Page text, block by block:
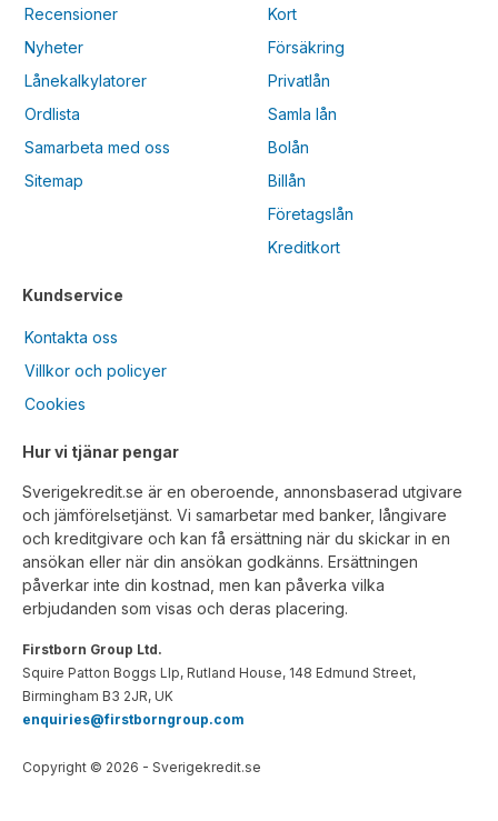
Recensioner
Nyheter
Lånekalkylatorer
Ordlista
Samarbeta med oss
Sitemap
Kundservice
Kontakta oss
Villkor och policyer
Cookies
Kort
Försäkring
Privatlån
Samla lån
Bolån
Billån
Företagslån
Kreditkort
Hur vi tjänar pengar
Sverigekredit.se är en oberoende, annonsbaserad utgivare
och jämförelsetjänst. Vi samarbetar med banker, långivare
och kreditgivare och kan få ersättning när du skickar in en
ansökan eller när din ansökan godkänns. Ersättningen
påverkar inte din kostnad, men kan påverka vilka
erbjudanden som visas och deras placering.
Firstborn Group Ltd.
Squire Patton Boggs Llp, Rutland House, 148 Edmund Street,
Birmingham B3 2JR, UK
enquiries@firstborngroup.com
Copyright © 2026 - Sverigekredit.se